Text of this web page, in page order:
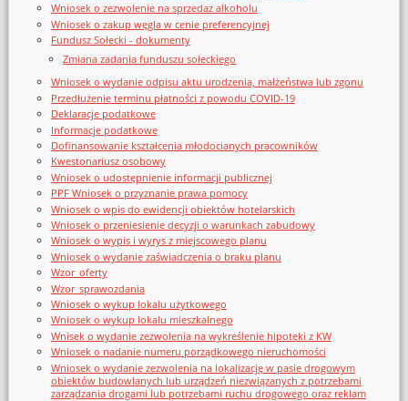
Wniosek o zezwolenie na sprzedaz alkoholu
Wniosek o zakup węgla w cenie preferencyjnej
Fundusz Sołecki - dokumenty
Zmiana zadania funduszu sołeckiego
Wniosek o wydanie odpisu aktu urodzenia, małżeństwa lub zgonu
Przedłużenie terminu płatności z powodu COVID-19
Deklaracje podatkowe
Informacje podatkowe
Dofinansowanie kształcenia młodocianych pracowników
Kwestonariusz osobowy
Wniosek o udostępnienie informacji publicznej
PPF Wniosek o przyznanie prawa pomocy
Wniosek o wpis do ewidencji obiektów hotelarskich
Wniosek o przeniesienie decyzji o warunkach zabudowy
Wniosek o wypis i wyrys z miejscowego planu
Wniosek o wydanie zaświadczenia o braku planu
Wzor_oferty
Wzor_sprawozdania
Wniosek o wykup lokalu użytkowego
Wniosek o wykup lokalu mieszkalnego
Wnisek o wydanie zezwolenia na wykreślenie hipoteki z KW
Wniosek o nadanie numeru porządkowego nieruchomości
Wniosek o wydanie zezwolenia na lokalizację w pasie drogowym
obiektów budowlanych lub urządzeń niezwiązanych z potrzebami
zarządzania drogami lub potrzebami ruchu drogowego oraz reklam